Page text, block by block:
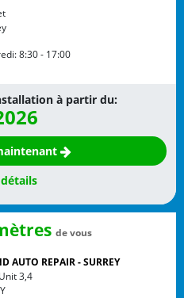
8:30 - 17:00
à partir du:
de vous
AUTO REPAIR - SURREY
3,4